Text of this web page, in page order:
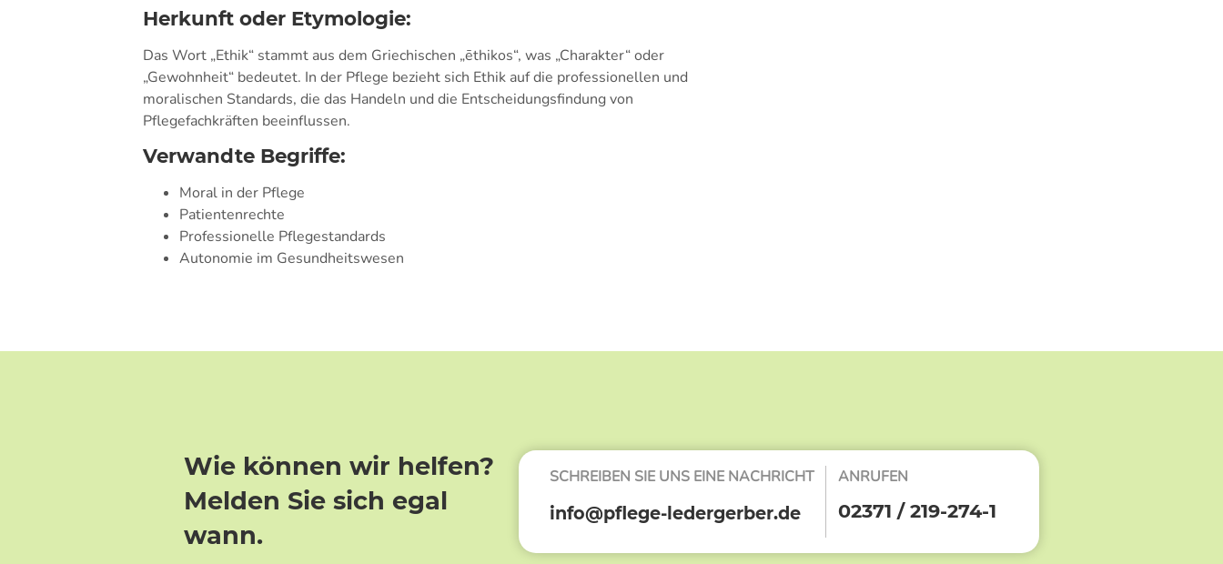
Herkunft oder Etymologie:
Das Wort „Ethik“ stammt aus dem Griechischen „ēthikos“, was „Charakter“ oder
„Gewohnheit“ bedeutet. In der Pflege bezieht sich Ethik auf die professionellen und
moralischen Standards, die das Handeln und die Entscheidungsfindung von
Pflegefachkräften beeinflussen.
Verwandte Begriffe:
Moral in der Pflege
Patientenrechte
Professionelle Pflegestandards
Autonomie im Gesundheitswesen
Wie können wir helfen?
Melden Sie sich egal
wann.
SCHREIBEN SIE UNS EINE NACHRICHT
info@pflege-ledergerber.de
ANRUFEN
02371 / 219-274-1